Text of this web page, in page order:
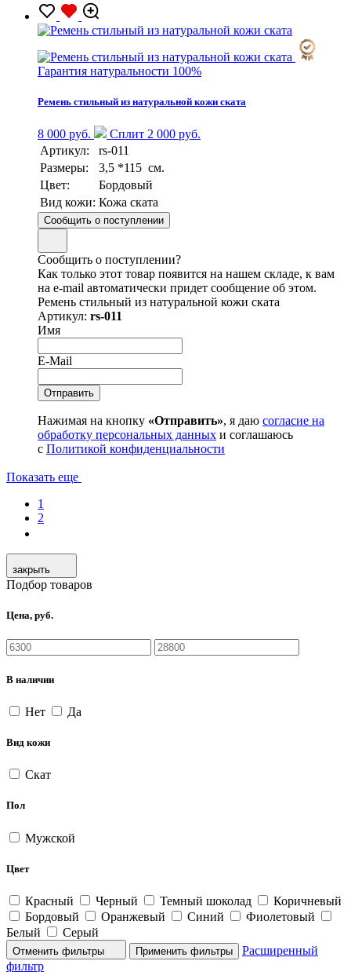
Гарантия натуральности 100%
Ремень стильный из натуральной кожи ската
8 000 руб.
Сплит 2 000 руб.
Артикул:
rs-011
Размеры:
3,5 *115 см.
Цвет:
Бордовый
Вид кожи: Кожа ската
Сообщить о поступлении
Сообщить о поступлении?
Как только этот товар появится на нашем складе, к вам
на e-mail автоматически придет сообщение об этом.
Ремень стильный из натуральной кожи ската
Артикул: rs-011
Имя
E-Mail
Нажимая на кнопку «Отправить», я даю согласие на
обработку персональных данных и соглашаюсь
с Политикой конфиденциальности
Показать еще
1
2
закрыть
Подбор товаров
Цена, руб.
В наличии
Нет Да
Вид кожи
Скат
Пол
Мужской
Цвет
Красный Черный Темный шоколад
Коричневый
Бордовый
Оранжевый Синий
Фиолетовый
Белый
Серый
Отменить фильтры
Расширенный
фильтр